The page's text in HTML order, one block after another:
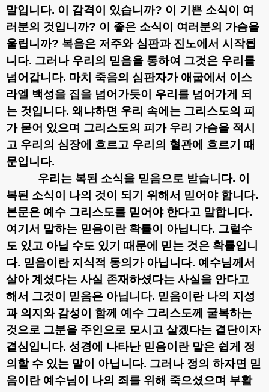
말입니다. 이 감격이 있습니까? 이 기쁜 소식이 여
러분의 것입니까? 이 좋은 소식이 여러분의 가슴을
울립니까? 복음은 저주와 심판과 진노에서 시작됩
니다. 그러나 우리의 믿음을 통하여 그것은 우리를
넘어갑니다. 마치 죽음의 심판자가 애굽에서 이스
라엘 백성을 집을 넘어가듯이 우리를 넘어가게 되
는 것입니다. 왜냐하면 우리 속에는 그리스도의 피
가 묻어 있으며 그리스도의 피가 우리 가슴을 적시
고 우리의 심장에 흐르고 우리의 혈관에 흐르기 때
문입니다.
우리는 복된 소식을 믿음으로 받습니다. 이
복된 소식이 나의 것이 되기 위해서 믿어야 합니다.
본문은 예수 그리스도를 믿어야 한다고 말합니다.
여기서 말하는 믿음이란 확률이 아닙니다. 그럴수
도 있고 아닐 수도 있기 때문에 믿는 것은 확률입니
다. 믿음이란 지식적 동의가 아닙니다. 예수님께서
살아 계셨다는 사실 존재하셨다는 사실을 안다고
해서 그것이 믿음은 아닙니다. 믿음이란 나의 지성
과 의지와 감성이 함께 예수 그리스도께 굴복하는
것으로 그분을 주인으로 모시고 살겠다는 결단이자
결심입니다. 성경에 나타난 믿음이란 말은 쉽게 정
의할 수 있는 말이 아닙니다. 그러나 정의 하자면 믿
음이란 예수님이 나의 죄를 위해 죽으셨으며 부활